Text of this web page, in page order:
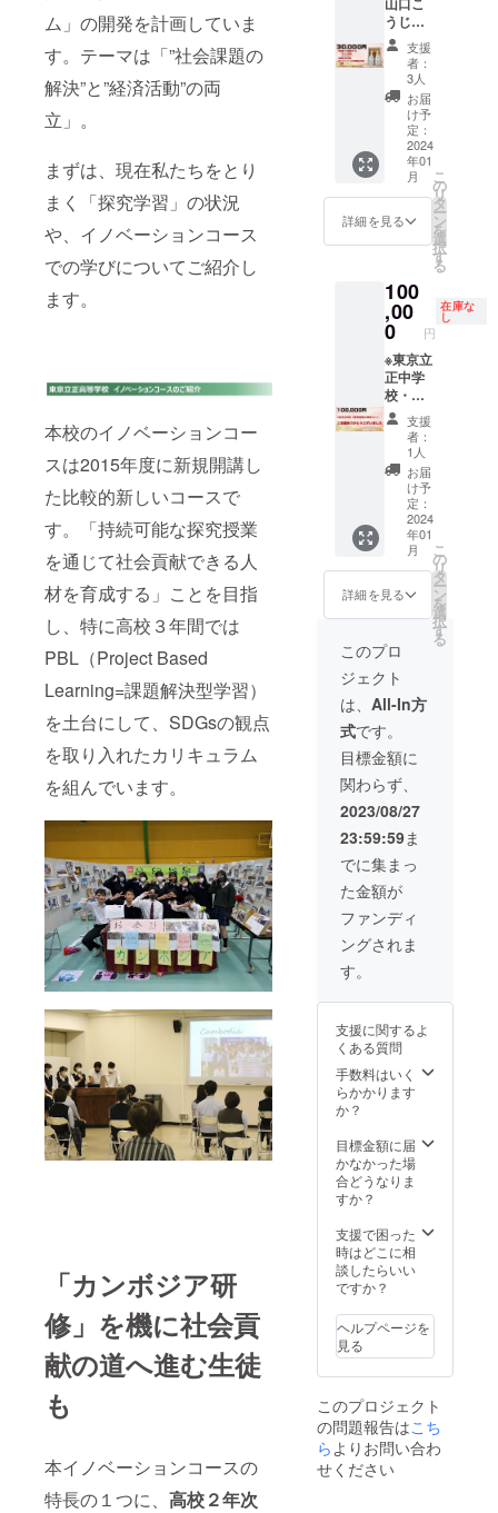
ム」の開発を計画していま
す。テーマは「”社会課題の
解決”と”経済活動”の両
立」。
まずは、現在私たちをとり
まく「探究学習」の状況
や、イノベーションコース
での学びについてご紹介し
ます。
本校のイノベーションコー
スは2015年度に新規開講し
た比較的新しいコースで
す。「持続可能な探究授業
を通じて社会貢献できる人
材を育成する」ことを目指
し、特に高校３年間では
PBL（Project Based
Learning=課題解決型学習）
を土台にして、SDGsの観点
を取り入れたカリキュラム
を組んでいます。
「カンボジア研
修」を機に社会貢
献の道へ進む生徒
も
本イノベーションコースの
特長の１つに、 高校２年次
御礼
メッ
セージ
をお届
けしま
す。 ＜
りんご
甘酒＞
原材
料：米
麹（福
島県産
米）、
アレル
ギー表
示 りん
ご
うじ店
と共同
開発し
た「り
んご甘
酒」
を、東
京立正
高等学
校の校
章入り
特製ボ
トル
（300m
に入れ
たもの
と、支
援への
御礼
メッ
セージ
をお届
けしま
す。 ま
た、本
リター
ン品ま
たは
100,000
円のリ
ターン
品をご
購入い
ただい
た全支
援者の
お名前
または
社名等
（テキ
スト）
を掲載
し、
「りん
ご甘
酒」校
章入り
特製ボ
トルの
箱内に
同梱し
てお届
りんご
原材
料：米
麹（福
島県産
米）、
（福島
県産）
アレル
ギー表
ご
※「備考
欄」
に、必
ケージ
に掲載
する支
援者個
または
社名・
団体名
をご入
力くだ
支援
者：
3人
お届
け予
定：
2024
年01
月
詳細を見る
こ
の
リ
タ
ー
ン
を
選
択
す
る
100
,00
0 円
在庫な
し
※東京立
正中学
校・高
等学校
同窓会
様専用
リター
●「りん
ご甘
酒」
140ml×
３本 ●
御礼の
お手紙
20セッ
ト
支援
者：
1人
お届
け予
定：
2024
年01
月
詳細を見る
こ
の
リ
タ
ー
ン
を
選
択
す
る
このプロ
ジェクト
は、 All-In方
式です。
目標金額に
関わらず、
2023/08/27
23:59:59ま
でに集まっ
た金額が
ファンディ
ングされま
す。
支援に関するよ
くある質問
手数料はいく
らかかります
か？
目標金額に届
かなかった場
合どうなりま
すか？
支援で困った
時はどこに相
談したらいい
ですか？
ヘルプページを
見る
このプロジェクト
の問題報告はこち
ら よりお問い合わ
せください